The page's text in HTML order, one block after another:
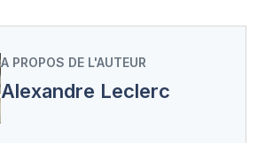
A PROPOS DE L'AUTEUR
Alexandre Leclerc